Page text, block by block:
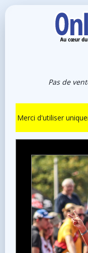
Pas de
Merci d'utiliser